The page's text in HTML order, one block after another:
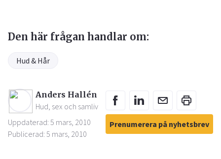
Den här frågan handlar om:
Hud & Hår
Anders Hallén
Hud, sex och samliv
Uppdaterad: 5 mars, 2010
Publicerad: 5 mars, 2010
Prenumerera på nyhetsbrev